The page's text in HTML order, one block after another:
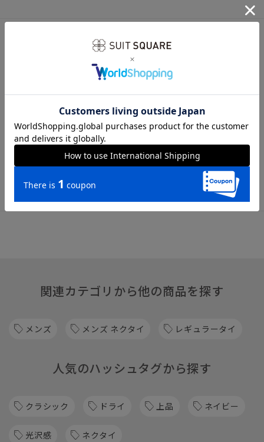
全長145.0cm 大剣幅8.0cm
※商品の仕上がりサイズ（出来上がり寸法）は上記のサイズ表
をご覧下さい。
※同サイズまたは同一商品でも、生産の過程で個体差や着用感
の違いが生じる場合がございます。
※商品画像はできる限り実際の色に近づけて掲載しております
が、パソコン環境により色味に誤差が生じる場合がございま
す。予めご了承下さいませ。
関連カテゴリから他の商品を探す
メンズ メンズ ネクタイ レギュラータイ
人気のハッシュタグから探す
クラシック ドライ 上品 ネイビー
光沢感 ネクタイ